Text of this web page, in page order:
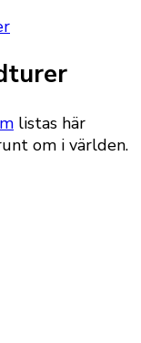
listas här
om i världen.